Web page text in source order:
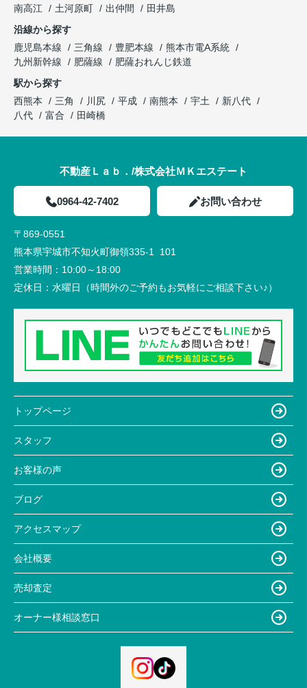
南高江
土河原町 出仲間
田井島
沿線から探す
鹿児島本線
三角線 豊肥本線
熊本市電A系統
九州新幹線
肥薩線
肥薩おれんじ鉄道
駅から探す
西熊本
三角 川尻 平成 南熊本 宇土
新八代
八代
富合 田崎橋
不動産Ｌａｂ．/株式会社ＭＫエステート
0964-42-7402 お問い合わせ
〒869-0551
熊本県宇城市不知火町御領335-1 101
営業時間： 10:00～18:00
定休日： 水曜日（時間外のご予約もお気軽にご相談下さい♪）
トップページ
スタッフ
お客様の声
ブログ
アクセスマップ
会社概要
売却査定
オーナー様相談窓口